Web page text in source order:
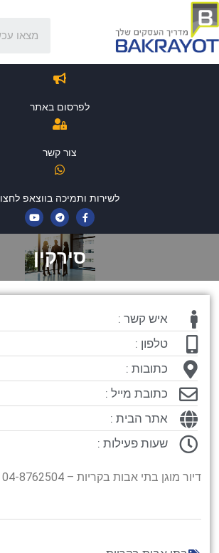
לפרסום באתר
צור קשר
לשירות ותמיכה בווצאפ לחצו
סירקין
איש קשר :
טלפון :
כתובות :
כתובת מייל :
אתר הבית :
שעות פעילות :
דיור מוגן בתי אבות בקריות – 04-8762504 סירקין קרית אתא